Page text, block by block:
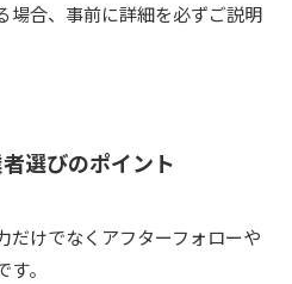
場合、事前に詳細を必ずご説明
選びのポイント
だけでなくアフターフォローや
。